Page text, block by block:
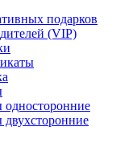
подарков
(VIP)